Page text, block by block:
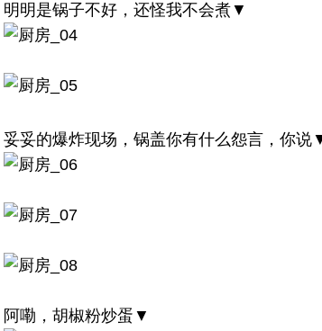
明明是锅子不好，还怪我不会煮▼
妥妥的爆炸现场，锅盖你有什么怨言，你说
阿嘞，胡椒粉炒蛋▼